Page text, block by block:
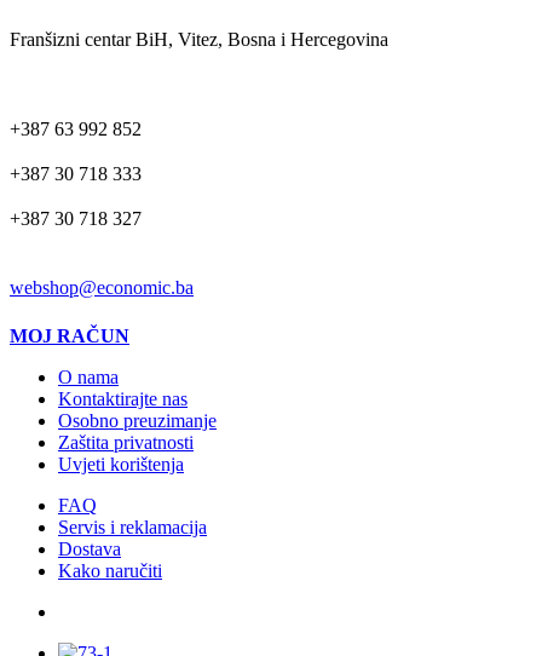
Franšizni centar BiH, Vitez, Bosna i Hercegovina
+387 63 992 852
+387 30 718 333
+387 30 718 327
webshop@economic.ba
MOJ RAČUN
O nama
Kontaktirajte nas
Osobno preuzimanje
Zaštita privatnosti
Uvjeti korištenja
FAQ
Servis i reklamacija
Dostava
Kako naručiti